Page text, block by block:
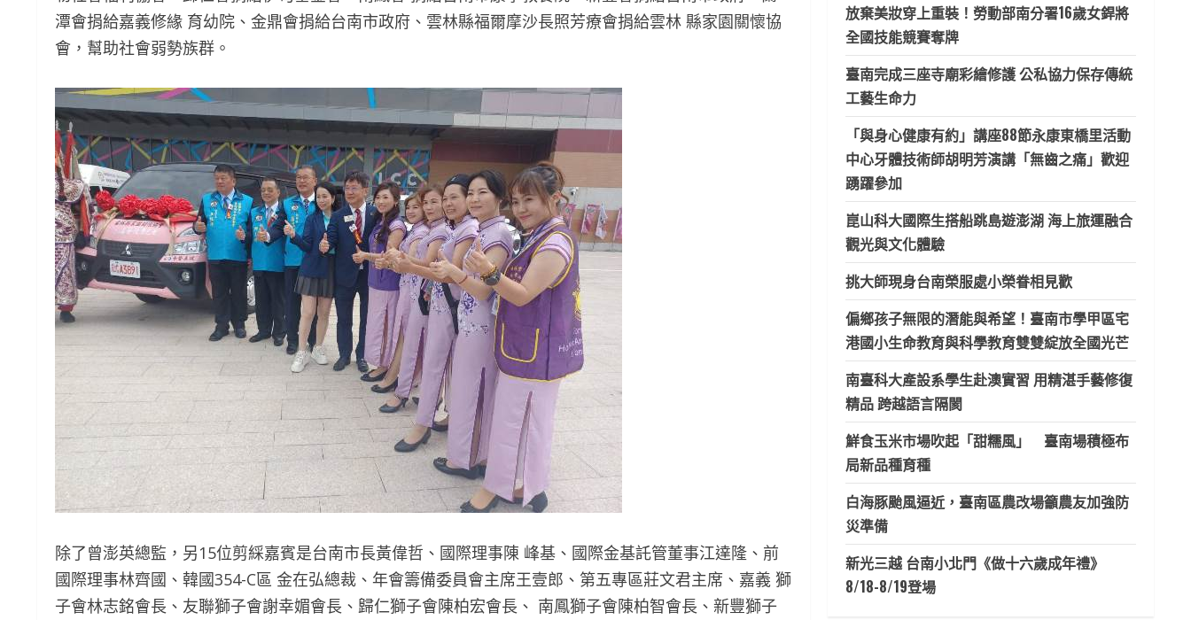
潭會捐給嘉義修緣 育幼院、金鼎會捐給台南市政府、雲林縣福爾摩沙長照芳療會捐給雲林 縣家園關懷協
會，幫助社會弱勢族群。
除了曾澎英總監，另15位剪綵嘉賓是台南市長黃偉哲、國際理事陳 峰基、國際金基託管董事江達隆、前
國際理事林齊國、韓國354-C區 金在弘總裁、年會籌備委員會主席王壹郎、第五專區莊文君主席、嘉義 獅
子會林志銘會長、友聯獅子會謝幸媚會長、歸仁獅子會陳柏宏會長、 南鳳獅子會陳柏智會長、新豐獅子
放棄美妝穿上重裝！勞動部南分署16歲女銲將
全國技能競賽奪牌
臺南完成三座寺廟彩繪修護 公私協力保存傳統
工藝生命力
「與身心健康有約」講座88節永康東橋里活動
中心牙體技術師胡明芳演講「無齒之痛」歡迎
踴躍參加
崑山科大國際生搭船跳島遊澎湖 海上旅運融合
觀光與文化體驗
挑大師現身台南榮服處小榮眷相見歡
偏鄉孩子無限的潛能與希望！臺南市學甲區宅
港國小生命教育與科學教育雙雙綻放全國光芒
南臺科大產設系學生赴澳實習 用精湛手藝修復
精品 跨越語言隔閡
鮮食玉米市場吹起「甜糯風」 臺南場積極布
局新品種育種
白海豚颱風逼近，臺南區農改場籲農友加強防
災準備
新光三越 台南小北門《做十六歲成年禮》
8/18-8/19登場